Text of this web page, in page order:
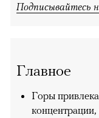
Подписывайтесь
Главное
Горы